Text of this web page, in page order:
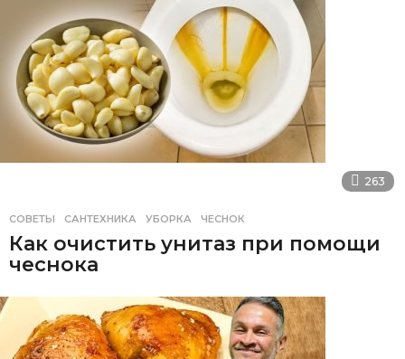
263
СОВЕТЫ САНТЕХНИКА ,УБОРКА ,ЧЕСНОК
Как очистить унитаз при помощи
чеснока